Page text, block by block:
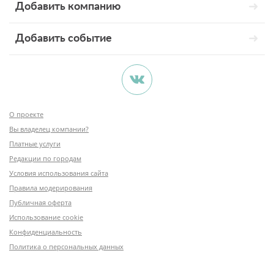
Добавить компанию
Добавить событие
О проекте
Вы владелец компании?
Платные услуги
Редакции по городам
Условия использования сайта
Правила модерирования
Публичная оферта
Использование cookie
Конфиденциальность
Политика о персональных данных